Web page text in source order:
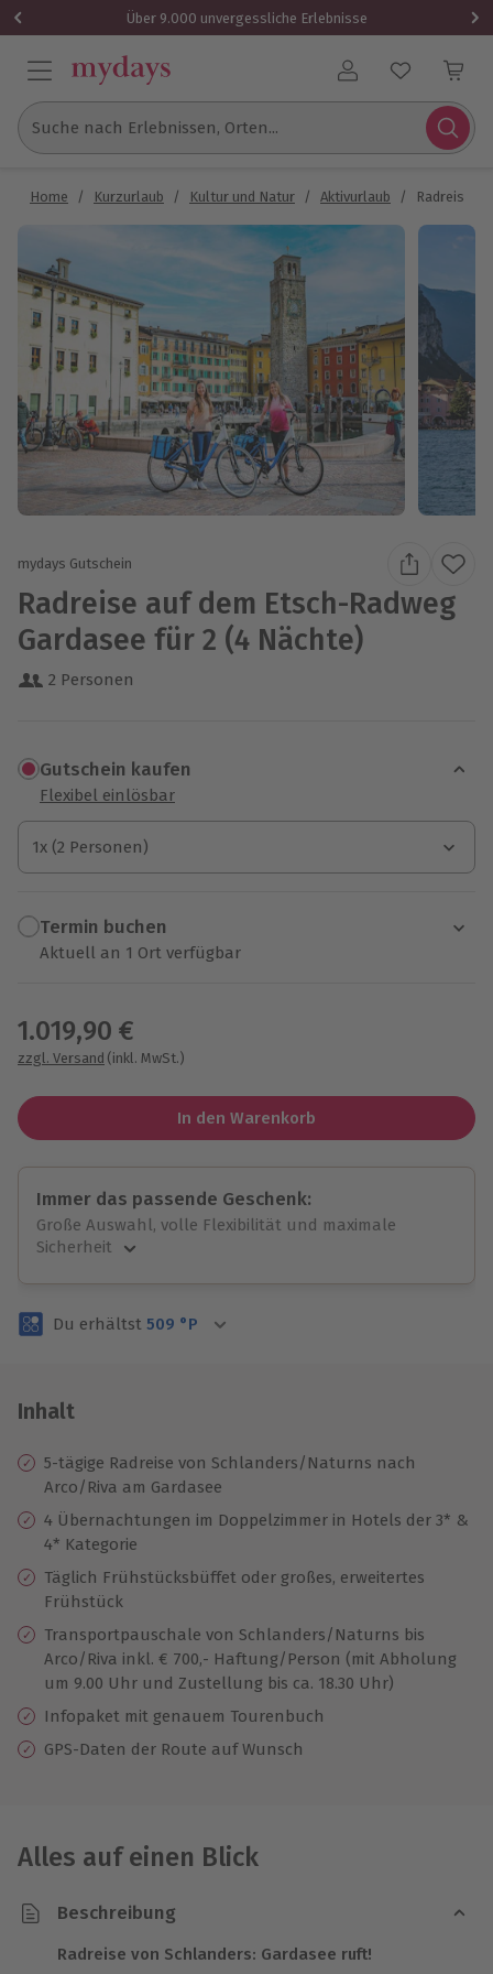
Über 9.000 unvergessliche Erlebnisse
Benutzerkonto
Suche nach Erlebnissen, Orten...
Home / Kurzurlaub / Kultur und Natur / Aktivurlaub / Radreise
mydays Gutschein
Radreise auf dem Etsch-Radweg
Gardasee für 2 (4 Nächte)
2 Personen
Gutschein kaufen
Flexibel einlösbar
1x (2 Personen)
1x (2 Personen)
1x (2 Personen)
Termin buchen
Aktuell an 1 Ort verfügbar
1.019,90 €
zzgl. Versand (inkl. MwSt.)
In den Warenkorb
Immer das passende Geschenk:
Große Auswahl, volle Flexibilität und maximale
Sicherheit
Volle Flexibilität
3 Jahre gültig & verlängerbar.
Du erhältst 509 °P
Inhalt
5-tägige Radreise von Schlanders/Naturns nach
Arco/Riva am Gardasee
4 Übernachtungen im Doppelzimmer in Hotels der 3* &
4* Kategorie
Täglich Frühstücksbüffet oder großes, erweitertes
Frühstück
Transportpauschale von Schlanders/Naturns bis
Arco/Riva inkl. € 700,- Haftung/Person (mit Abholung
um 9.00 Uhr und Zustellung bis ca. 18.30 Uhr)
Infopaket mit genauem Tourenbuch
GPS-Daten der Route auf Wunsch
Alles auf einen Blick
Beschreibung
Radreise von Schlanders: Gardasee ruft!